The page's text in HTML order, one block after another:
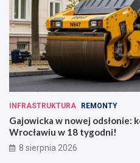
INFRASTRUKTURA REMONTY
Gajowicka w nowej odsłonie:
Wrocławiu w 18 tygodni!
8 sierpnia 2026